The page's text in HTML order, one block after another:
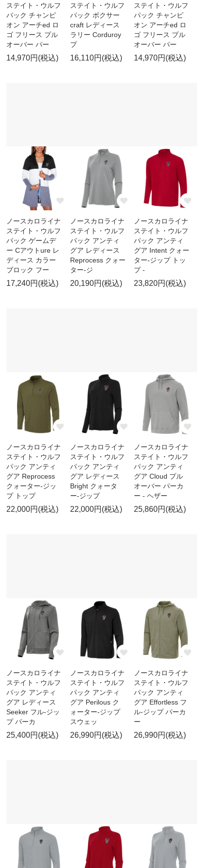
ステイト・ウルフ
パック チャンピ
オン アーチed ロ
ゴ フリース プル
オーバー パー
14,970円(税込)
ステイト・ウルフ
パック ボクサー
craft レディース
ラリー Corduroy
プ
16,110円(税込)
ステイト・ウルフ
パック チャンピ
オン アーチed ロ
ゴ フリース プル
オーバー パー
14,970円(税込)
ノースカロライナ
ステイト・ウルフ
パック ゲームデ
ー Cアウトure レ
ディース カラー
ブロック フー
17,240円(税込)
ノースカロライナ
ステイト・ウルフ
パック アンティ
グア レディース
Reprocess クォー
ター-ジ
20,190円(税込)
ノースカロライナ
ステイト・ウルフ
パック アンティ
グア Intent クォー
ター-ジップ トッ
プ -
23,820円(税込)
ノースカロライナ
ステイト・ウルフ
パック アンティ
グア Reprocess
クォーター-ジッ
プ トップ
22,000円(税込)
ノースカロライナ
ステイト・ウルフ
パック アンティ
グア レディース
Bright クォータ
ー-ジップ
22,000円(税込)
ノースカロライナ
ステイト・ウルフ
パック アンティ
グア Cloud プル
オーバー パーカ
ー - ヘザー
25,860円(税込)
ノースカロライナ
ステイト・ウルフ
パック アンティ
グア レディース
Seeker フル-ジッ
プ パーカ
25,400円(税込)
ノースカロライナ
ステイト・ウルフ
パック アンティ
グア Perilous ク
ォーター-ジップ
スウェッ
26,990円(税込)
ノースカロライナ
ステイト・ウルフ
パック アンティ
グア Effortless フ
ル-ジップ パーカ
ー
26,990円(税込)